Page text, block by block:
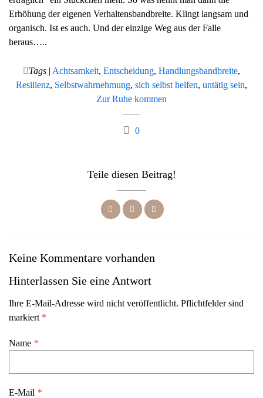
Erhöhung der eigenen Verhaltensbandbreite. Klingt langsam und
organisch. Ist es auch. Und der einzige Weg aus der Falle
heraus…..
Tags | Achtsamkeit, Entscheidung, Handlungsbandbreite,
Resilienz, Selbstwahrnehmung, sich selbst helfen, untätig sein,
Zur Ruhe kommen
0
Teile diesen Beitrag!
Keine Kommentare vorhanden
Hinterlassen Sie eine Antwort
Ihre E-Mail-Adresse wird nicht veröffentlicht. Pflichtfelder sind
markiert *
Name *
E-Mail *